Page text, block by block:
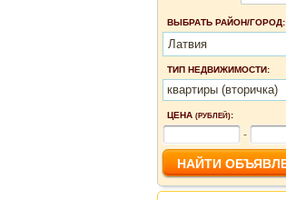
ВЫБРАТЬ РАЙОН/ГОРОД:
Латвия
ТИП НЕДВИЖИМОСТИ:
квартиры (вторичка)
ЦЕНА (РУБЛЕЙ):
-